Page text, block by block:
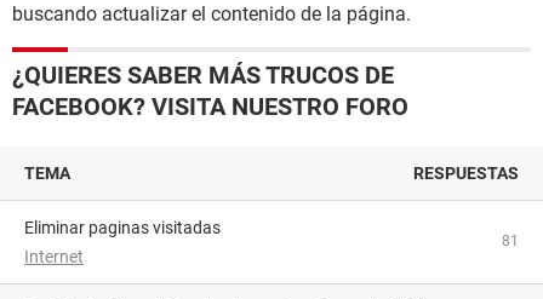
buscando actualizar el contenido de la página.
¿QUIERES SABER MÁS TRUCOS DE
FACEBOOK? VISITA NUESTRO FORO
TEMA RESPUESTAS
Eliminar paginas visitadas
Internet
81